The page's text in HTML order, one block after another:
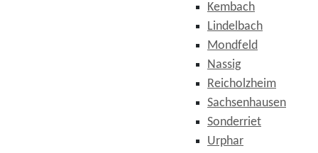
Kembach
Lindelbach
Mondfeld
Nassig
Reicholzheim
Sachsenhausen
Sonderriet
Urphar